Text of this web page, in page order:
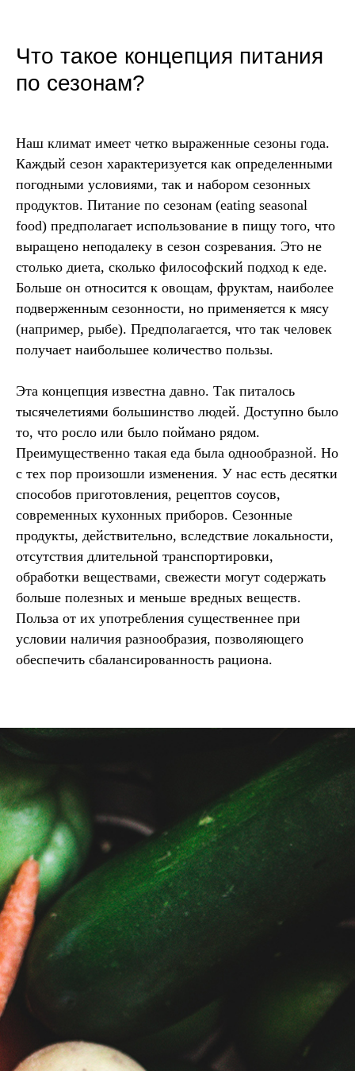
Что такое концепция питания
по сезонам?
Наш климат имеет четко выраженные сезоны года.
Каждый сезон характеризуется как определенными
погодными условиями, так и набором сезонных
продуктов. Питание по сезонам (eating seasonal
food) предполагает использование в пищу того, что
выращено неподалеку в сезон созревания. Это не
столько диета, сколько философский подход к еде.
Больше он относится к овощам, фруктам, наиболее
подверженным сезонности, но применяется к мясу
(например, рыбе). Предполагается, что так человек
получает наибольшее количество пользы.
Эта концепция известна давно. Так питалось
тысячелетиями большинство людей. Доступно было
то, что росло или было поймано рядом.
Преимущественно такая еда была однообразной. Но
с тех пор произошли изменения. У нас есть десятки
способов приготовления, рецептов соусов,
современных кухонных приборов. Сезонные
продукты, действительно, вследствие локальности,
отсутствия длительной транспортировки,
обработки веществами, свежести могут содержать
больше полезных и меньше вредных веществ.
Польза от их употребления существеннее при
условии наличия разнообразия, позволяющего
обеспечить сбалансированность рациона.